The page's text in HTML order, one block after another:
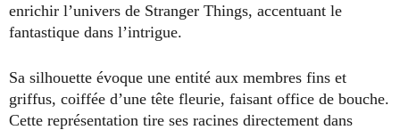
enrichir l’univers de Stranger Things, accentuant le
fantastique dans l’intrigue.
Sa silhouette évoque une entité aux membres fins et
griffus, coiffée d’une tête fleurie, faisant office de bouche.
Cette représentation tire ses racines directement dans